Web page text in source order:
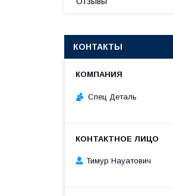
КОНТАКТЫ
Спец Деталь
Тимур Науатович